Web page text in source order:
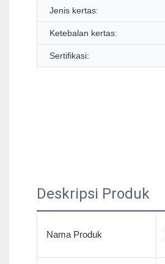
Jenis kertas:
Ketebalan kertas:
Sertifikasi:
Deskripsi Produk
Nama Produk